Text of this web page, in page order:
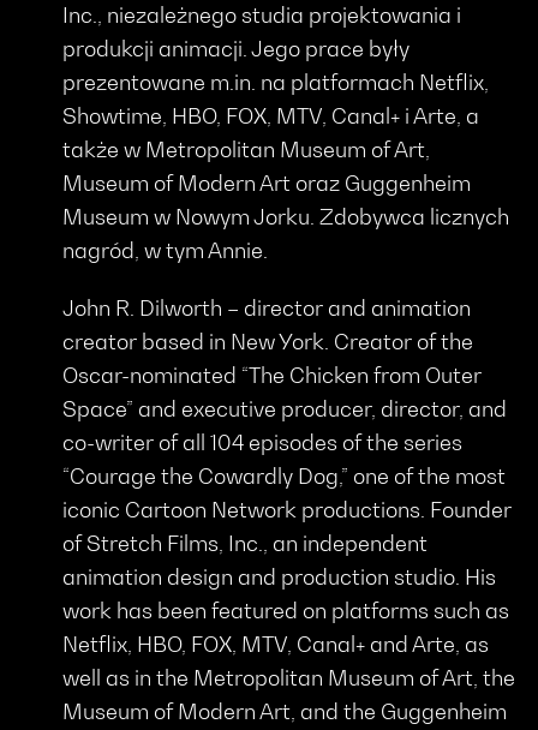
Inc., niezależnego studia projektowania i
produkcji animacji. Jego prace były
prezentowane m.in. na platformach Netflix,
Showtime, HBO, FOX, MTV, Canal+ i Arte, a
także w Metropolitan Museum of Art,
Museum of Modern Art oraz Guggenheim
Museum w Nowym Jorku. Zdobywca licznych
nagród, w tym Annie.
John R. Dilworth – director and animation
creator based in New York. Creator of the
Oscar-nominated “The Chicken from Outer
Space” and executive producer, director, and
co-writer of all 104 episodes of the series
“Courage the Cowardly Dog,” one of the most
iconic Cartoon Network productions. Founder
of Stretch Films, Inc., an independent
animation design and production studio. His
work has been featured on platforms such as
Netflix, HBO, FOX, MTV, Canal+ and Arte, as
well as in the Metropolitan Museum of Art, the
Museum of Modern Art, and the Guggenheim